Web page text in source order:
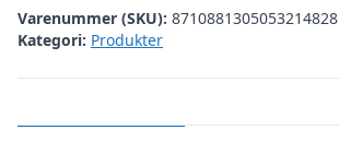
Varenummer (SKU): 8710881305053214828
Kategori: Produkter